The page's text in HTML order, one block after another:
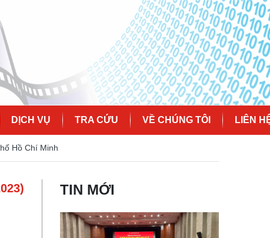
DỊCH VỤ TRA CỨU VỀ CHÚNG TÔI LIÊN
Hồ Chí Minh
TIN MỚI